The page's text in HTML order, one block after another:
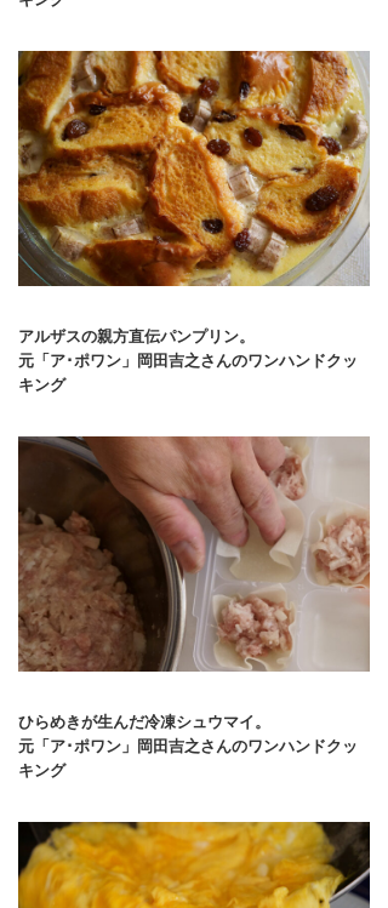
アルザスの親方直伝パンプリン。
元「ア･ポワン」岡田吉之さんのワンハンドクッ
キング
ひらめきが生んだ冷凍シュウマイ。
元「ア･ポワン」岡田吉之さんのワンハンドクッ
キング